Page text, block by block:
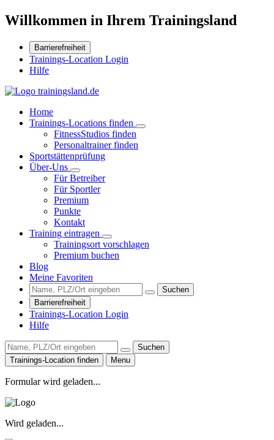
Willkommen in Ihrem Trainingsland
Barrierefreiheit
Trainings-Location Login
Hilfe
Home
Trainings-Locations finden
FitnessStudios finden
Personaltrainer finden
Sportstättenprüfung
Über-Uns
Für Betreiber
Für Sportler
Premium
Punkte
Kontakt
Training eintragen
Trainingsort vorschlagen
Premium buchen
Blog
Meine Favoriten
Suchen
Barrierefreiheit
Trainings-Location Login
Hilfe
Suchen
Trainings-Location finden
Menu
Formular wird geladen...
Wird geladen...